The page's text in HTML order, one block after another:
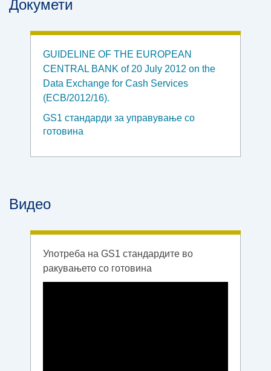
Докумети
GUIDELINE OF THE EUROPEAN
CENTRAL BANK of 20 July 2012 on the
Data Exchange for Cash Services
(ECB/2012/16).
GS1 стандарди за управување со
готовина
Видео
Употреба на GS1 стандардите во
ракувањето со готовина